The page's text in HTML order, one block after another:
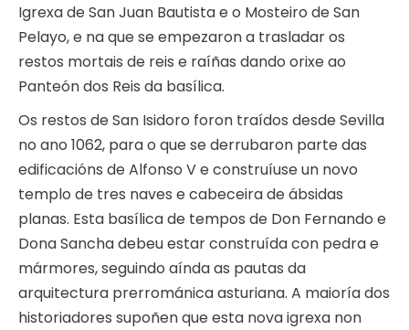
Igrexa de San Juan Bautista e o Mosteiro de San
Pelayo, e na que se empezaron a trasladar os
restos mortais de reis e raíñas dando orixe ao
Panteón dos Reis da basílica.
Os restos de San Isidoro foron traídos desde Sevilla
no ano 1062, para o que se derrubaron parte das
edificacións de Alfonso V e construíuse un novo
templo de tres naves e cabeceira de ábsidas
planas. Esta basílica de tempos de Don Fernando e
Dona Sancha debeu estar construída con pedra e
mármores, seguindo aínda as pautas da
arquitectura prerrománica asturiana. A maioría dos
historiadores supoñen que esta nova igrexa non